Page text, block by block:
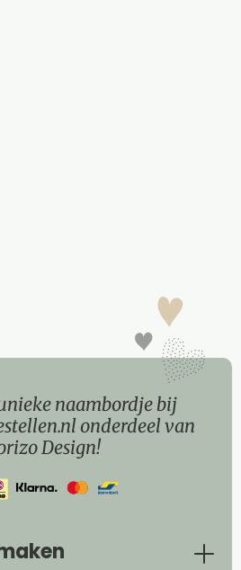
naambordje bij
onderdeel van
Design!